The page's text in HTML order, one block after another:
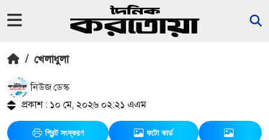
/ খেলাধুলা
নিউজ ডেস্ক
প্রকাশ : ১০ মে, ২০২৬ ০২:২১ এএম
প্রিন্ট সংস্করণ ফটো কার্ড